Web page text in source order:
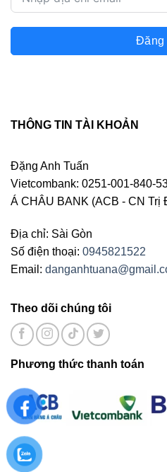
Đăng
THÔNG TIN TÀI KHOẢN
Đặng Anh Tuấn
Vietcombank: 0251-001-840-
Á CHÂU BANK (ACB - CN Trị
Địa chỉ: Sài Gòn
Số điện thoại: 0945821522
Email:
Theo dõi chúng tôi
Phương thức thanh toán